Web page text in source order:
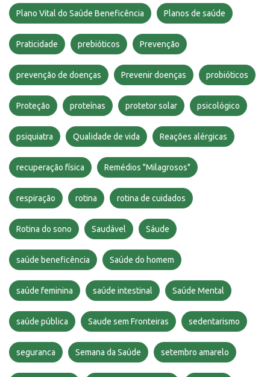
Plano Vital do Saúde Beneficência Planos de saúde
Praticidade prebióticos Prevenção
prevenção de doenças Prevenir doenças probióticos
Proteção proteínas protetor solar psicológico
psiquiatra Qualidade de vida Reações alérgicas
recuperação física Remédios "Milagrosos"
respiração rotina rotina de cuidados
Rotina do sono Saudável Sáude
saúde beneficência Saúde do homem
saúde feminina saúde intestinal Saúde Mental
saúde pública Saude sem Fronteiras sedentarismo
seguranca Semana da Saúde setembro amarelo